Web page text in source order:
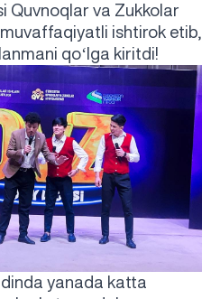
Quvnoqlar va Zukkolar
ishtirok etib,
llanmani qo‘ lga kiritdi!
yanada katta